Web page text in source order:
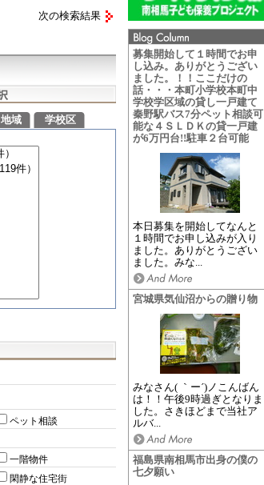
募集開始して１時間でお申
し込み。ありがとうござい
ました。！！ここだけの
話・・・本町小学校本町中
学校学区域の貸し一戸建て
秦野駅バス7分ペット相談可
能な４ＳＬＤＫの貸一戸建
が6万円台!!駐車２台可能
本日募集を開始してなんと
１時間でお申し込みが入り
ました。ありがとうござい
ました。みな...
宮城県気仙沼からの贈り物
みなさん( ｀ー´)ノこんばん
は！！午後9時過ぎとなりま
した。さきほどまで当社ア
ルバ...
福島県南相馬市出身の僕の
七夕願い
次の検索結果
地域 学校区
ペット相談
一階物件
閑静な住宅街